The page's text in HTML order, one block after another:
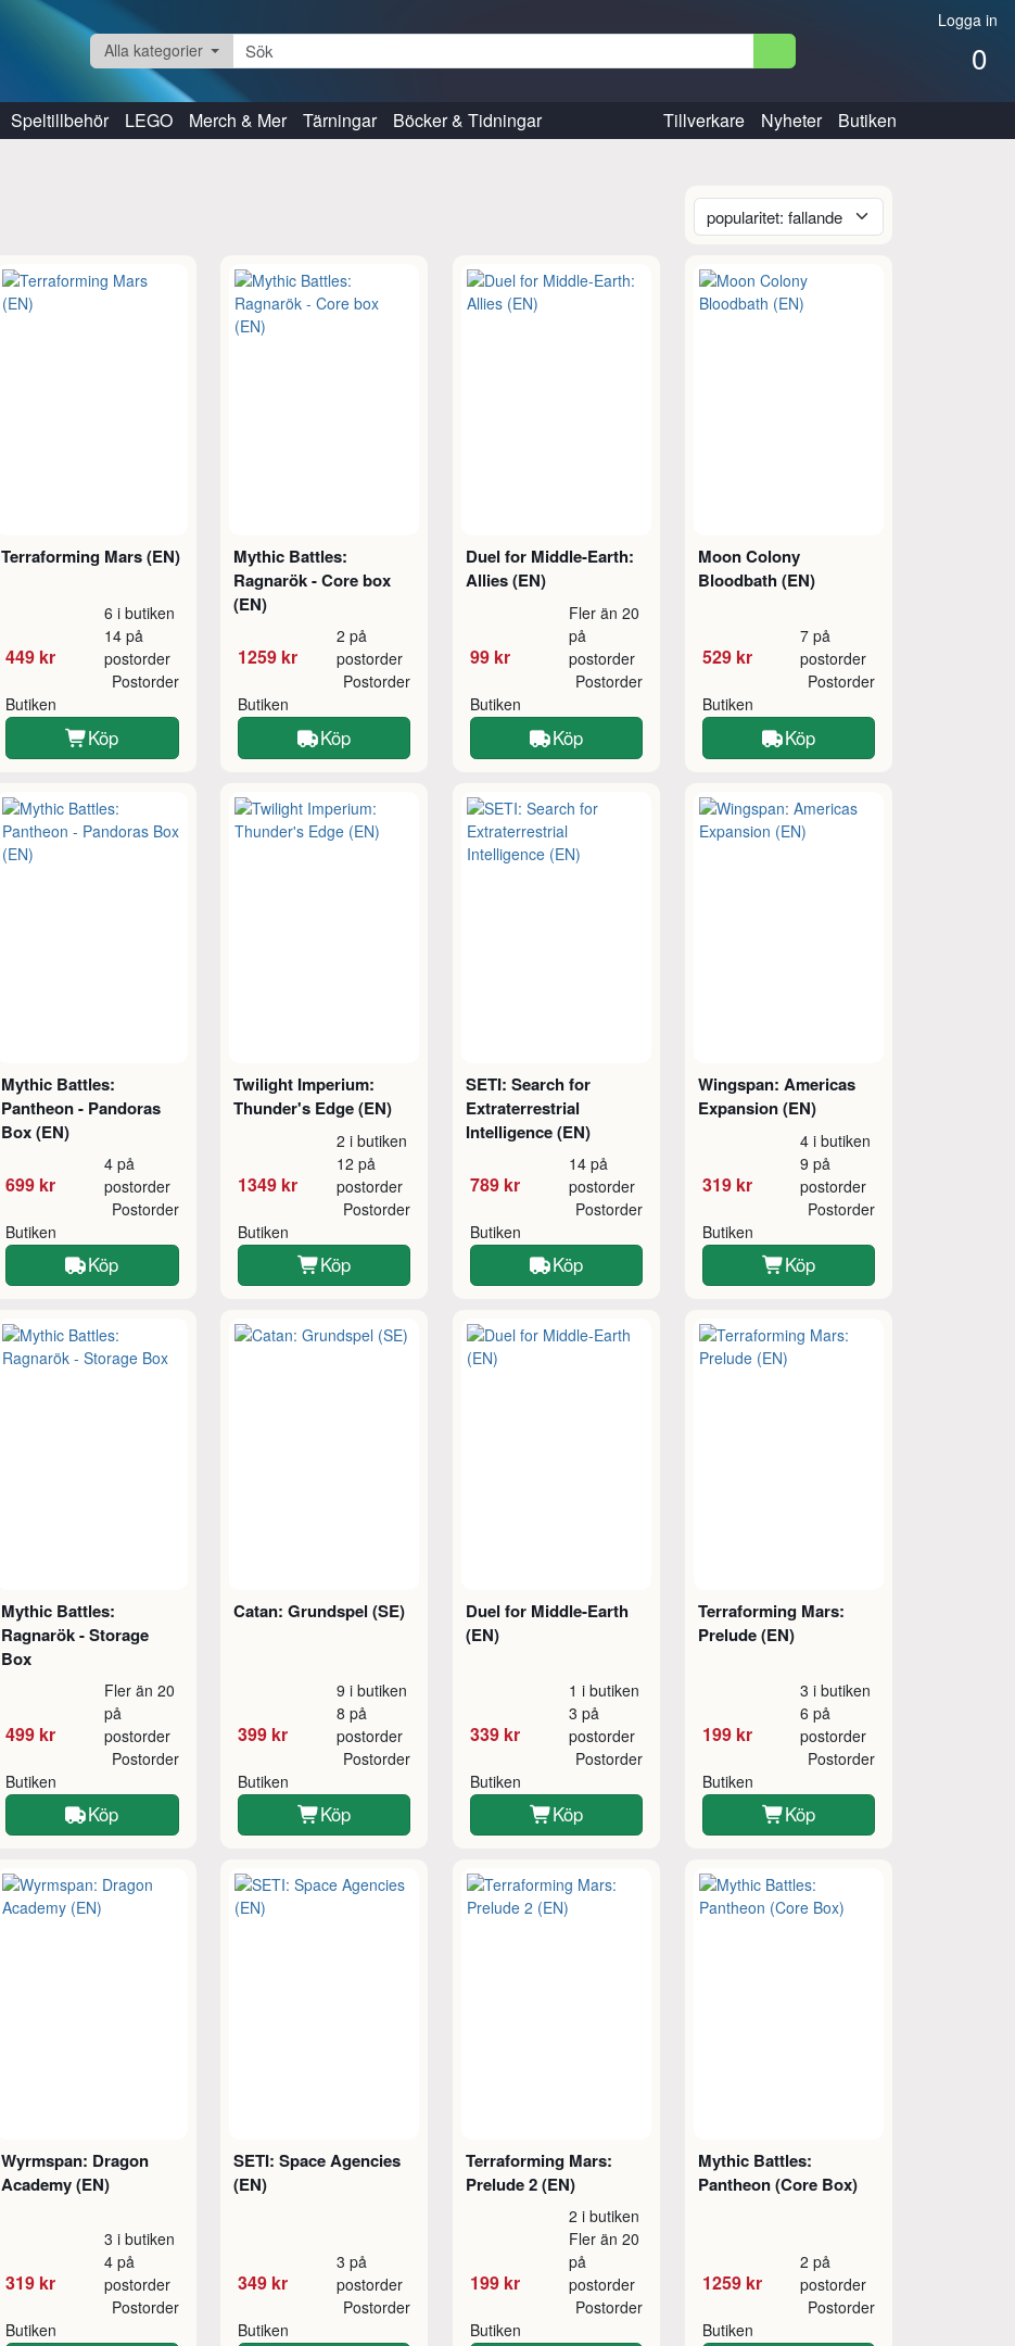
Logga in
0
Alla kategorier
Speltillbehör LEGO Merch & Mer Tärningar Böcker & Tidningar Tillverkare Nyheter Butiken
Terraforming Mars (EN)
449 kr
6 i butiken
14 på
postorder
Butiken
Postorder
Köp
Mythic Battles:
Ragnarök - Core box
(EN)
1259 kr
2 på
postorder
Butiken
Postorder
Köp
Duel for Middle-Earth:
Allies (EN)
99 kr
Fler än 20
på
postorder
Butiken
Postorder
Köp
Moon Colony
Bloodbath (EN)
529 kr
7 på
postorder
Butiken
Postorder
Köp
Mythic Battles:
Pantheon - Pandoras
Box (EN)
699 kr
4 på
postorder
Butiken
Postorder
Köp
Twilight Imperium:
Thunder's Edge (EN)
1349 kr
2 i butiken
12 på
postorder
Butiken
Postorder
Köp
SETI: Search for
Extraterrestrial
Intelligence (EN)
789 kr
14 på
postorder
Butiken
Postorder
Köp
Wingspan: Americas
Expansion (EN)
319 kr
4 i butiken
9 på
postorder
Butiken
Postorder
Köp
Mythic Battles:
Ragnarök - Storage
Box
499 kr
Fler än 20
på
postorder
Butiken
Postorder
Köp
Catan: Grundspel (SE)
399 kr
9 i butiken
8 på
postorder
Butiken
Postorder
Köp
Duel for Middle-Earth
(EN)
339 kr
1 i butiken
3 på
postorder
Butiken
Postorder
Köp
Terraforming Mars:
Prelude (EN)
199 kr
3 i butiken
6 på
postorder
Butiken
Postorder
Köp
Wyrmspan: Dragon
Academy (EN)
319 kr
3 i butiken
4 på
postorder
Butiken
Postorder
SETI: Space Agencies
(EN)
349 kr
3 på
postorder
Butiken
Postorder
Terraforming Mars:
Prelude 2 (EN)
199 kr
2 i butiken
Fler än 20
på
postorder
Butiken
Postorder
Mythic Battles:
Pantheon (Core Box)
1259 kr
2 på
postorder
Butiken
Postorder